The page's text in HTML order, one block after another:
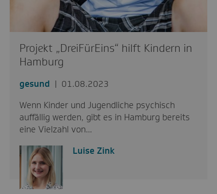
Projekt „DreiFürEins“ hilft Kindern in
Hamburg
gesund
01.08.2023
Wenn Kinder und Jugendliche psychisch
auffällig werden, gibt es in Hamburg bereits
eine Vielzahl von…
Luise Zink